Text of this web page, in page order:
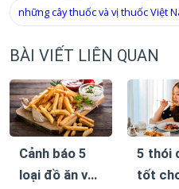
những cây thuốc và vị thuốc Việt
BÀI VIẾT LIÊN QUAN
Cảnh báo 5
loại đồ ăn vặt
5 thói
tốt